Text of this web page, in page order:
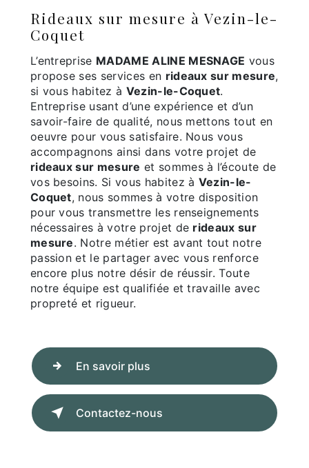
rideaux sur mesure à Vezin-le-
Coquet
L’entreprise MADAME ALINE MESNAGE vous
propose ses services en rideaux sur mesure,
si vous habitez à Vezin-le-Coquet.
Entreprise usant d’une expérience et d’un
savoir-faire de qualité, nous mettons tout en
oeuvre pour vous satisfaire. Nous vous
accompagnons ainsi dans votre projet de
rideaux sur mesure et sommes à l’écoute de
vos besoins. Si vous habitez à Vezin-le-
Coquet, nous sommes à votre disposition
pour vous transmettre les renseignements
nécessaires à votre projet de rideaux sur
mesure. Notre métier est avant tout notre
passion et le partager avec vous renforce
encore plus notre désir de réussir. Toute
notre équipe est qualifiée et travaille avec
propreté et rigueur.
En savoir plus
Contactez-nous